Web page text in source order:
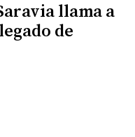
llama a
de